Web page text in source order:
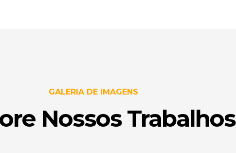
GALERIA DE IMAGENS
Nossos Trabalhos